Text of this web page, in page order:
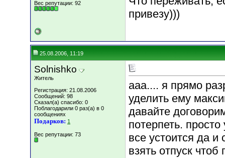
Вес репутации: 92
привезу)))
25.08.2006, 11:19
Solnishko
Житель
Регистрация: 21.08.2006
Сообщений: 98
Сказал(а) спасибо: 0
Поблагодарили 0 раз(а) в 0
сообщениях
Подарков: 1
Вес репутации: 73
ааа.... я прямо
уделить ему
давайте
потерпеть.
все устоится да и
взять отпуск